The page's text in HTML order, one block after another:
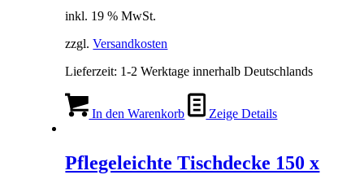
inkl. 19 % MwSt.
zzgl.Versandkosten
Lieferzeit: 1-2 Werktage innerhalb Deutschlands
In den Warenkorb Zeige Details
Pflegeleichte Tischdecke 150 x